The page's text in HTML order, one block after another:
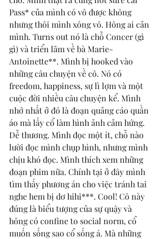
Pass* của mình có vô được không
nhưng thôi mình xông vô. Hông ai cản
mình. Turns out nó là chỗ Concer (gì
gì) và triển lãm về bà Marie-
Antoinette**. Mình bị hooked vào
những câu chuyện về cô. Nó có
freedom, happiness, sự lì lợm và một
cuộc đời nhiều câu chuyện kể. Mình
nhớ nhất ở đó là đoạn quảng cáo quần
áo mà lấy cổ làm hình ảnh cảm hứng.
Dễ thương. Mình đọc một ít, chỗ nào
lười đọc mình chụp hình, nhưng mình
chịu khó đọc. Mình thích xem những
đoạn phim nữa. Chính tại ở đây mình
tìm thấy phương án cho việc tránh tai
nghe hem bị dơ hihi***. Cool! Cô này
đúng là biểu tượng của sự quậy và
hông có confine to social norm, cổ
muốn sống sao cổ sống á. Mà những